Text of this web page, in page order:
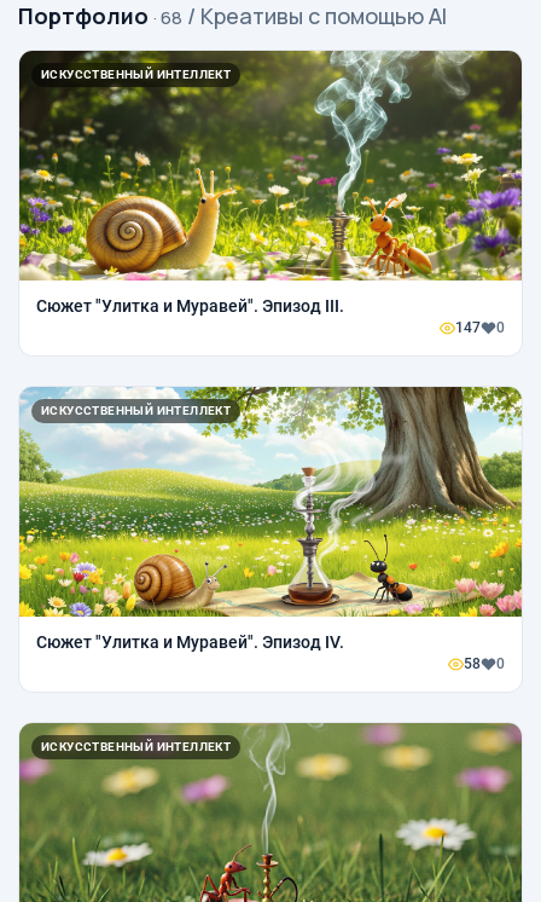
Портфолио · 68 / Креативы с помощью AI
ИСКУССТВЕННЫЙ ИНТЕЛЛЕКТ
Сюжет "Улитка и Муравей". Эпизод III.
147 0
ИСКУССТВЕННЫЙ ИНТЕЛЛЕКТ
Сюжет "Улитка и Муравей". Эпизод IV.
58 0
ИСКУССТВЕННЫЙ ИНТЕЛЛЕКТ